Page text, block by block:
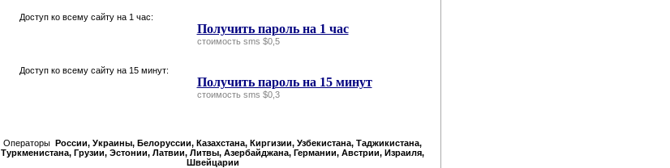
Доступ ко всему сайту на 1 час:
Получить пароль на 1 час
стоимость sms $0,5
Доступ ко всему сайту на 15 минут:
Получить пароль на 15 минут
стоимость sms $0,3
Операторы России, Украины, Белорусcии, Казахстана, Киргизии, Узбекистана, Таджикистана,
Туркменистана, Грузии, Эстонии, Латвии, Литвы, Азербайджана, Германии, Австрии, Израиля,
Швейцарии